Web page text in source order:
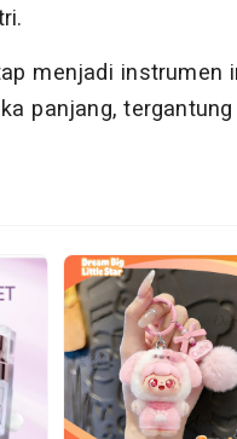
menjadi instrumen
panjang,